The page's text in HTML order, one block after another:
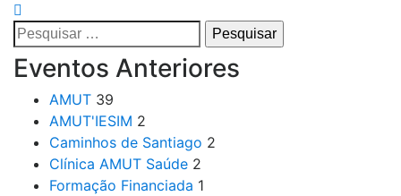
Pesquisar
por:
Eventos Anteriores
AMUT 39
AMUT'IESIM 2
Caminhos de Santiago 2
Clínica AMUT Saúde 2
Formação Financiada 1